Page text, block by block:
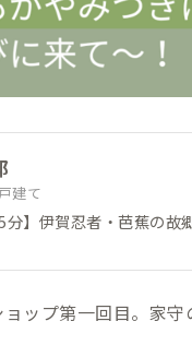
戸建て
5分】伊賀忍者・芭蕉の故
ップ第一回目。家